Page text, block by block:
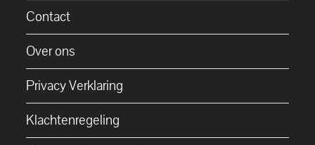
Contact
Over ons
Privacy Verklaring
Klachtenregeling